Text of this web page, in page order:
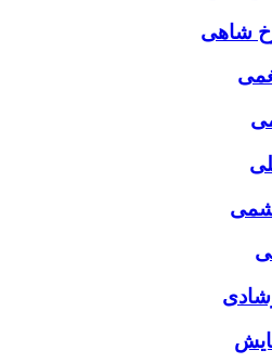
شاهی